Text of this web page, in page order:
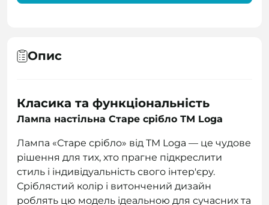
Опис
Класика та функціональність
Лампа настільна Старе срібло ТМ Loga
Лампа «Старе срібло» від TM Loga — це чудове
рішення для тих, хто прагне підкреслити
стиль і індивідуальність свого інтер'єру.
Сріблястий колір і витончений дизайн
роблять цю модель ідеальною для сучасних та